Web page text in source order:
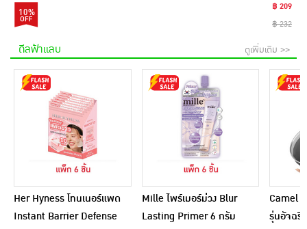
10%
฿ 209
฿ 232
ดีลฟ้าแลบ ดูเพิ่มเติม >>
Her Hyness โทนเนอร์แพด
Instant Barrier Defense
Mille ไพร์เมอร์ม่วง Blur
Lasting Primer 6 กรัม
Camel
รุ่นอัจฉริ